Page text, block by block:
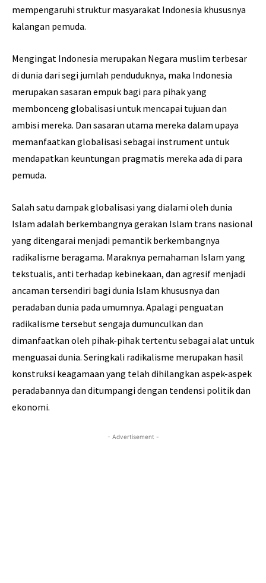
mempengaruhi struktur masyarakat Indonesia khususnya
kalangan pemuda.
Mengingat Indonesia merupakan Negara muslim terbesar
di dunia dari segi jumlah penduduknya, maka Indonesia
merupakan sasaran empuk bagi para pihak yang
membonceng globalisasi untuk mencapai tujuan dan
ambisi mereka. Dan sasaran utama mereka dalam upaya
memanfaatkan globalisasi sebagai instrument untuk
mendapatkan keuntungan pragmatis mereka ada di para
pemuda.
Salah satu dampak globalisasi yang dialami oleh dunia
Islam adalah berkembangnya gerakan Islam trans nasional
yang ditengarai menjadi pemantik berkembangnya
radikalisme beragama. Maraknya pemahaman Islam yang
tekstualis, anti terhadap kebinekaan, dan agresif menjadi
ancaman tersendiri bagi dunia Islam khususnya dan
peradaban dunia pada umumnya. Apalagi penguatan
radikalisme tersebut sengaja dumunculkan dan
dimanfaatkan oleh pihak-pihak tertentu sebagai alat untuk
menguasai dunia. Seringkali radikalisme merupakan hasil
konstruksi keagamaan yang telah dihilangkan aspek-aspek
peradabannya dan ditumpangi dengan tendensi politik dan
ekonomi.
- Advertisement -